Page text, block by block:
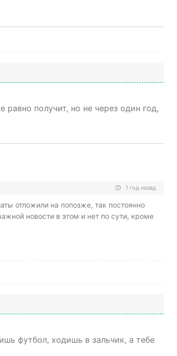
равно получит, но не через один год,
1 год назад
отложили на попозже, так постоянно
новости в этом и нет по сути, кроме
футбол, ходишь в зальчик, а тебе